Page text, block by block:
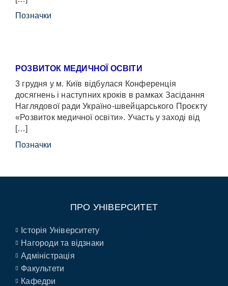
Позначки
РОЗВИТОК МЕДИЧНОЇ ОСВІТИ
3 грудня у м. Київ відбулася Конференція
досягнень і наступних кроків в рамках Засідання
Наглядової ради Україно-швейцарського Проєкту
«Розвиток медичної освіти». Участь у заході від
[…]
Позначки
ПРО УНІВЕРСИТЕТ
Історія Університету
Нагороди та відзнаки
Адміністрація
Факультети
Кафедри